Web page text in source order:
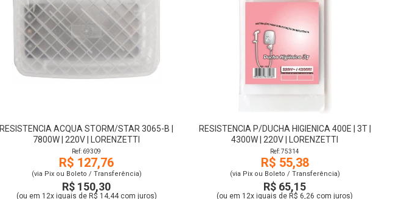
RESISTENCIA ACQUA STORM/STAR 3065-B |
7800W | 220V | LORENZETTI
Ref: 69309
R$ 127,76
(via Pix ou Boleto / Transferência)
R$ 150,30
(ou em 12x iguais de R$ 14,44 com juros)
RESISTENCIA P/DUCHA HIGIENICA 400E | 3T |
4300W | 220V | LORENZETTI
Ref: 75314
R$ 55,38
(via Pix ou Boleto / Transferência)
R$ 65,15
(ou em 12x iguais de R$ 6,26 com juros)